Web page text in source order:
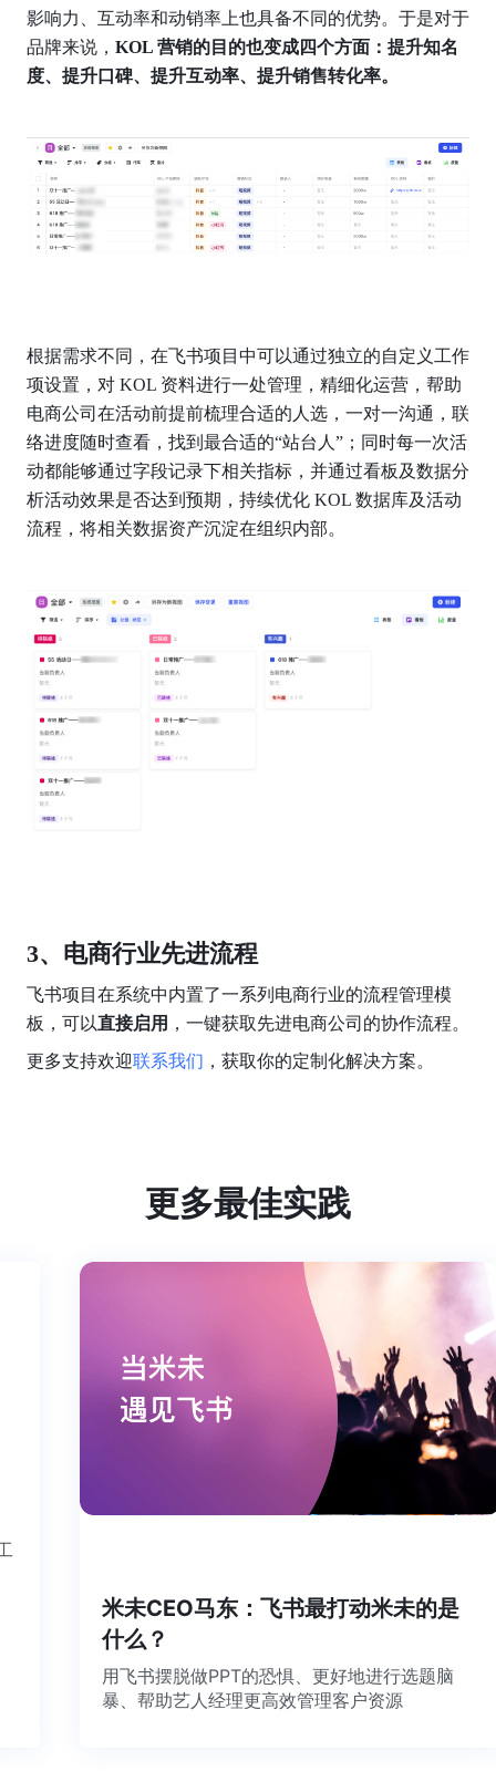
影响力、互动率和动销率上也具备不同的优势。于是对于
品牌来说， KOL 营销的目的也变成四个方面：提升知名
度、提升口碑、提升互动率、提升销售转化率。
根据需求不同，在飞书项目中可以通过独立的自定义工作
项设置，对 KOL 资料进行一处管理，精细化运营，帮助
电商公司在活动前提前梳理合适的人选，一对一沟通，联
络进度随时查看，找到最合适的“站台人”；同时每一次活
动都能够通过字段记录下相关指标，并通过看板及数据分
析活动效果是否达到预期，持续优化 KOL 数据库及活动
流程，将相关数据资产沉淀在组织内部。
3、电商行业先进流程
飞书项目在系统中内置了一系列电商行业的流程管理模
板，可以直接启用 ，一键获取先进电商公司的协作流程。
更多支持欢迎联系我们 ，获取你的定制化解决方案。
更多最佳实践
米未CEO马东：飞书最打动米未的是
什么？
用飞书摆脱做PPT的恐惧、更好地进行选题脑
暴、帮助艺人经理更高效管理客户资源